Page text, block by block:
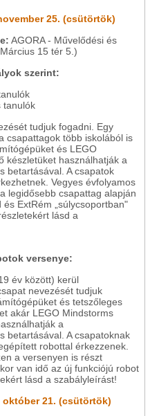
25. (csütörtök)
AGORA - Művelődési és
15 tér 5.)
szerint:
tanulók
tudjuk fogadni. Egy
csapattagok több iskolából is
és LEGO
készletüket használhatják a
betartásával. A csapatok
Vegyes évfolyamos
legidősebb csapattag alapján
ExtRém „súlycsoportban"
lásd a
versenye:
év között) kerül
nevezését tudjuk
és tetszőleges
akár LEGO Mindstorms
a
betartásával. A csapatoknak
robottal érkezzenek.
a versenyen is részt
van idő az új funkciójú robot
lásd a szabályleírást!
21. (csütörtök)